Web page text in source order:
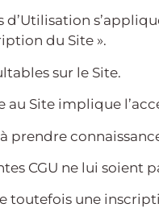
du Site ».
sur le Site.
Site implique
prendre
CGU ne lui soient
toutefois une